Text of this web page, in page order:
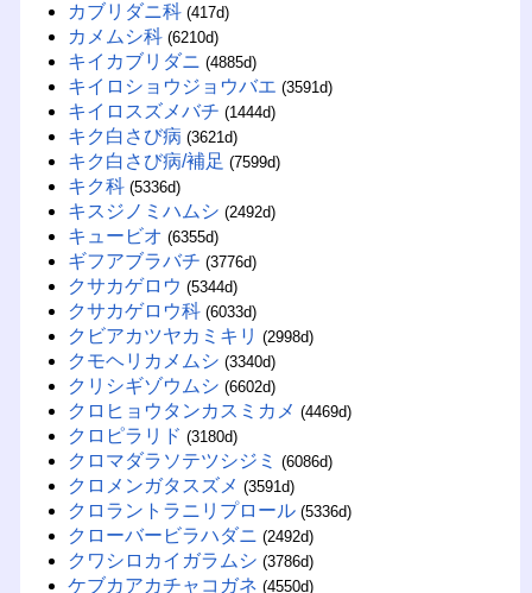
カブリダニ科 (417d)
カメムシ科 (6210d)
キイカブリダニ (4885d)
キイロショウジョウバエ (3591d)
キイロスズメバチ (1444d)
キク白さび病 (3621d)
キク白さび病/補足 (7599d)
キク科 (5336d)
キスジノミハムシ (2492d)
キュービオ (6355d)
ギフアブラバチ (3776d)
クサカゲロウ (5344d)
クサカゲロウ科 (6033d)
クビアカツヤカミキリ (2998d)
クモヘリカメムシ (3340d)
クリシギゾウムシ (6602d)
クロヒョウタンカスミカメ (4469d)
クロピラリド (3180d)
クロマダラソテツシジミ (6086d)
クロメンガタスズメ (3591d)
クロラントラニリプロール (5336d)
クローバービラハダニ (2492d)
クワシロカイガラムシ (3786d)
ケブカアカチャコガネ (4550d)